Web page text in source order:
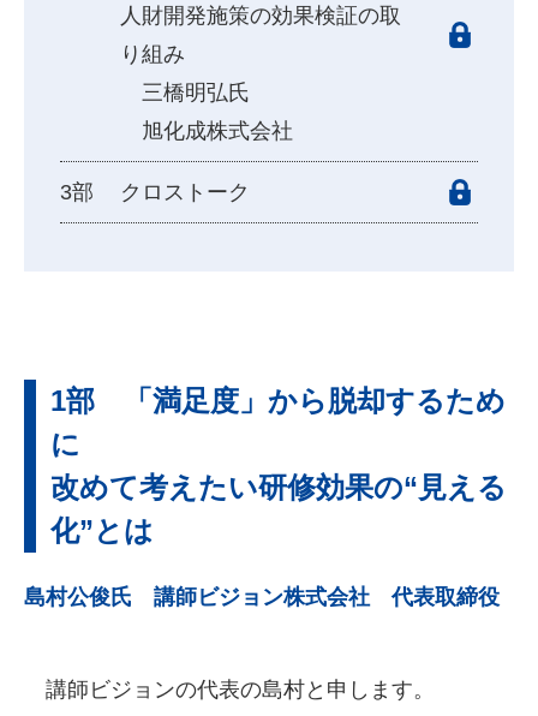
人財開発施策の効果検証の取
り組み
三橋明弘氏
旭化成株式会社
クロストーク
1部 「満足度」から脱却するため
に
改めて考えたい研修効果の“見える
化”とは
島村公俊氏 講師ビジョン株式会社 代表取締役
講師ビジョンの代表の島村と申します。